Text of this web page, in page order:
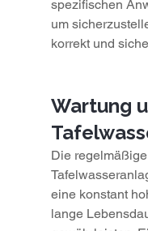
spezifischen
um
korrekt und
Wartung
Die
eine konstant
lange